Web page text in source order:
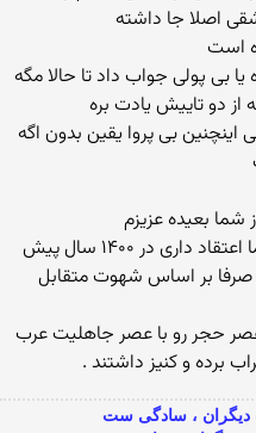
اصلا جا داشته
است
بی پولی جواب داد تا حالا مگه
دو تاییش یادت بره
بی پروا یقین بدون اگه
شما بعیده عزیزم
این استدلال شما منو کشته یعنی شما اعتقاد داری در ۱۴۰۰ سال پیش
صرفا بر اساس شهوت متقابل
حجر رو با عصر جاهلیت عرب
برده و کنیز داشتند .
، سادگی ست